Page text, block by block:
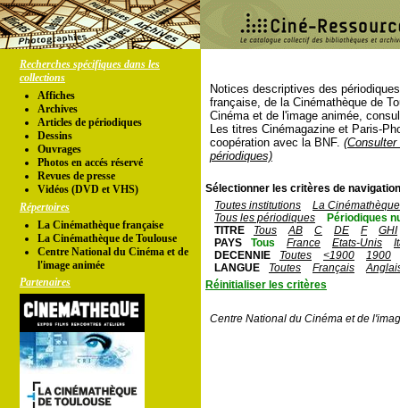
Recherches spécifiques dans les
collections
Affiches
Archives
Articles de périodiques
Dessins
Ouvrages
Photos en accés réservé
Revues de presse
Vidéos (DVD et VHS)
Répertoires
La Cinémathèque française
La Cinémathèque de Toulouse
Centre National du Cinéma et de
l'image animée
Partenaires
Notices descriptives des
française, de la Cinémathèque de
Cinéma et de l'image animée,
Les titres Cinémagazine et Paris-
coopération avec la BNF.
périodiques)
Sélectionner les critères de
Toutes institutions
La
Tous les périodiques
Périodiques
TITRE
Tous AB C DE F
GHI
PAYS
Tous France Etats-Unis
DECENNIE
Toutes <1900
1900
LANGUE
Toutes Français
Réinitialiser les critères
Centre National du Cinéma et de